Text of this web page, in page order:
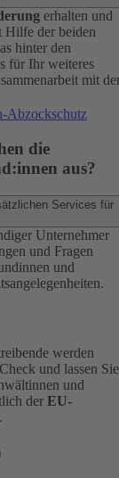
erhalten und
Hilfe der beiden
hinter den
für Ihr weiteres
mit
Abzockschutz
die
aus?
Services für
Unternehmer
und Fragen
und
werden
und lassen Sie
und
der EU-